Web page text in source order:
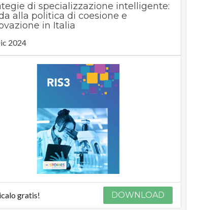
di specializzazione intelligente:
alla politica di coesione e
in Italia
2024
gratis! DOWNLOAD